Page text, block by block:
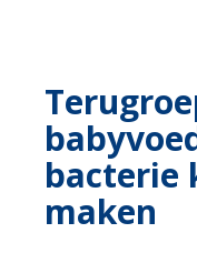
bacterie
maken